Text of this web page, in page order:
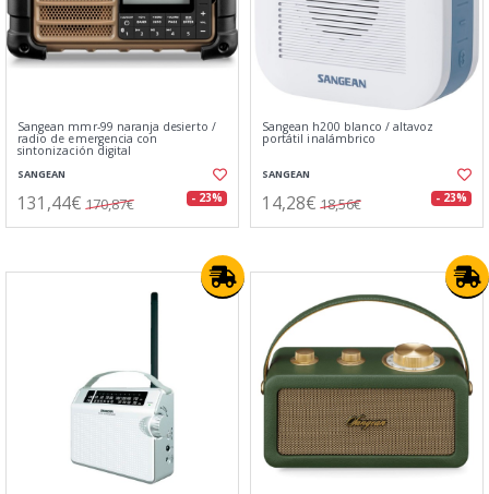
Sangean mmr-99 naranja desierto /
radio de emergencia con
sintonización digital
SANGEAN
131,44€ 170,87€ - 23%
Sangean h200 blanco / altavoz
portátil inalámbrico
SANGEAN
14,28€ 18,56€ - 23%